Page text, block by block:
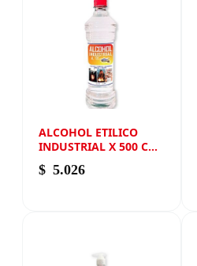
ALCOHOL ETILICO
INDUSTRIAL X 500 CM3
NEW ANDIN
$ 5.026